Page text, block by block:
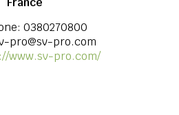
0380270800
pro@sv-pro.com
www.sv-pro.com/